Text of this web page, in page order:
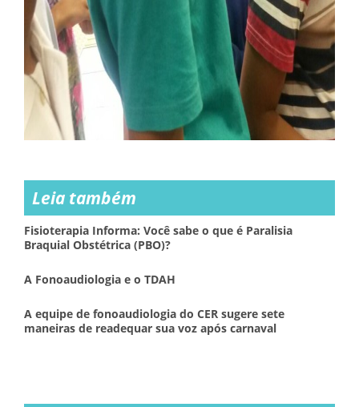
Leia também
Fisioterapia Informa: Você sabe o que é Paralisia
Braquial Obstétrica (PBO)?
A Fonoaudiologia e o TDAH
A equipe de fonoaudiologia do CER sugere sete
maneiras de readequar sua voz após carnaval